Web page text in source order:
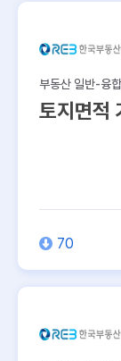
부동산 일반-융
토지면적
70